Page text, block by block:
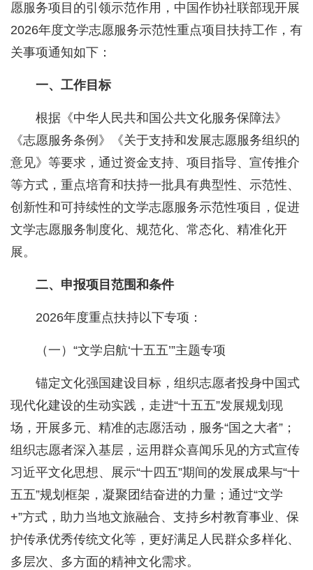
愿服务项目的引领示范作用，中国作协社联部现开展
2026年度文学志愿服务示范性重点项目扶持工作，有
关事项通知如下：
一、工作目标
根据《中华人民共和国公共文化服务保障法》
《志愿服务条例》《关于支持和发展志愿服务组织的
意见》等要求，通过资金支持、项目指导、宣传推介
等方式，重点培育和扶持一批具有典型性、示范性、
创新性和可持续性的文学志愿服务示范性项目，促进
文学志愿服务制度化、规范化、常态化、精准化开
展。
二、申报项目范围和条件
2026年度重点扶持以下专项：
（一）“文学启航‘十五五’”主题专项
锚定文化强国建设目标，组织志愿者投身中国式
现代化建设的生动实践，走进“十五五”发展规划现
场，开展多元、精准的志愿活动，服务“国之大者”；
组织志愿者深入基层，运用群众喜闻乐见的方式宣传
习近平文化思想、展示“十四五”期间的发展成果与“十
五五”规划框架，凝聚团结奋进的力量；通过“文学
+”方式，助力当地文旅融合、支持乡村教育事业、保
护传承优秀传统文化等，更好满足人民群众多样化、
多层次、多方面的精神文化需求。